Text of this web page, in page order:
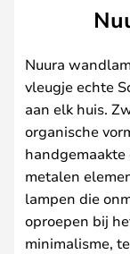
Nuura
vleugje echte
aan elk huis.
organische
metalen
lampen die
oproepen bij
minimalisme,